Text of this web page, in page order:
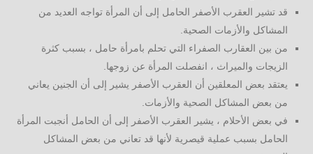
قد تشير العقرب الأصفر الحامل إلى أن المرأة تواجه العديد من
المشاكل والأزمات الصحية.
من بين العقارب الصفراء التي تحلم بامرأة حامل ، بسبب كثرة
الزيجات والميراث ، انفصلت المرأة عن زوجها.
يعتقد بعض المعلقين أن العقرب الأصفر يشير إلى أن الجنين يعاني
من بعض المشاكل الصحية والأزمات.
في بعض الأحلام ، يشير العقرب الأصفر إلى أن الحامل أنجبت المرأة
الحامل بسبب عملية قيصرية لأنها قد تعاني من بعض المشاكل